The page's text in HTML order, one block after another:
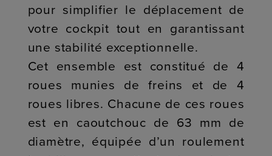
pour simplifier le déplacement de
votre cockpit tout en garantissant
une stabilité exceptionnelle.
Cet ensemble est constitué de 4
roues munies de freins et de 4
roues libres. Chacune de ces roues
est en caoutchouc de 63 mm de
diamètre, équipée d’un roulement